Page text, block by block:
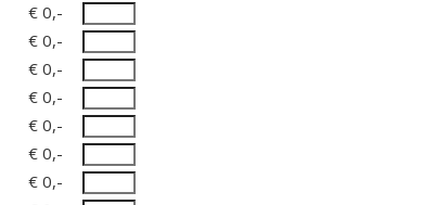
€ 0,-
€ 0,-
€ 0,-
€ 0,-
€ 0,-
€ 0,-
€ 0,-